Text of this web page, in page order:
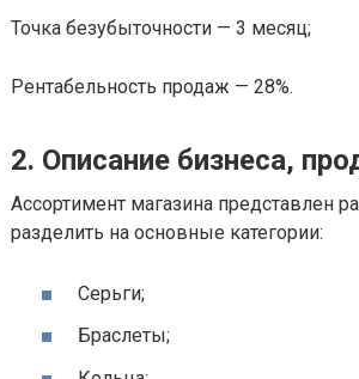
Точка безубыточности — 3 месяц;
Рентабельность продаж — 28%.
2. Описание бизнеса,
Ассортимент магазина представлен
разделить на основные категории:
Серьги;
Браслеты;